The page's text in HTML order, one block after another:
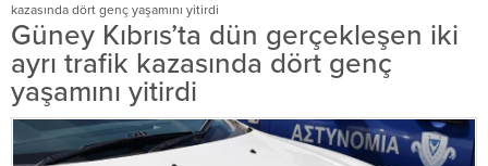
kazasında dört genç yaşamını yitirdi
Güney Kıbrıs’ta dün gerçekleşen iki
ayrı trafik kazasında dört genç
yaşamını yitirdi